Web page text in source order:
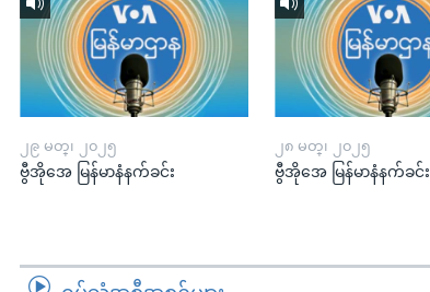
၂၉ မတ္၊ ၂၀၂၅
ဗွီအိုအေ မြန်မာနံနက်ခင်း
၂၈ မတ္၊ ၂၀၂၅
ဗွီအိုအေ မြန်မာနံနက်ခင်း